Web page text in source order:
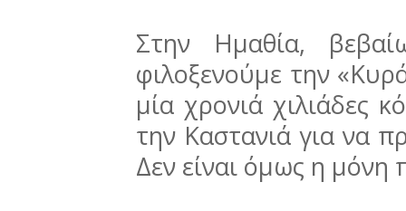
Στην Ημαθία,
φιλοξενούμε την
μία χρονιά χιλιάδες
την Καστανιά για να
Δεν είναι όμως η